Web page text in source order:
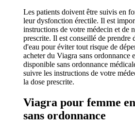
Les patients doivent être suivis en
leur dysfonction érectile. Il est
instructions de votre médecin et de
prescrite. Il est conseillé de prendre
d'eau pour éviter tout risque de
acheter du Viagra sans ordonnance
disponible sans ordonnance
suivre les instructions de votre
la dose prescrite.
Viagra pour femme
sans ordonnance